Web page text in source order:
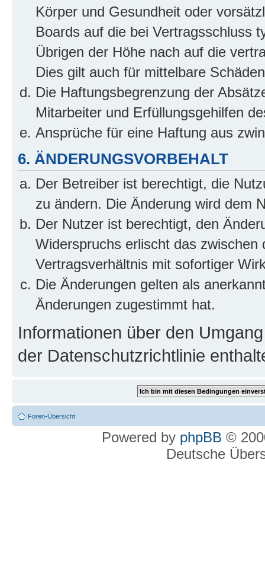
Körper und Gesundheit oder
Boards auf die bei Vertragsschluss
Übrigen der Höhe nach auf die
Dies gilt auch für mittelbare
Die Haftungsbegrenzung der
Mitarbeiter und Erfüllungsgehilfen
Ansprüche für eine Haftung aus
6. ÄNDERUNGSVORBEHALT
Der Betreiber ist berechtigt, die
zu ändern. Die Änderung wird dem
Der Nutzer ist berechtigt, den
Widerspruchs erlischt das
Vertragsverhältnis mit sofortiger
Die Änderungen gelten als
Änderungen zugestimmt hat.
Informationen über den
der Datenschutzrichtlinie
Foren-Übersicht
Powered by phpBB ©
Deutsche